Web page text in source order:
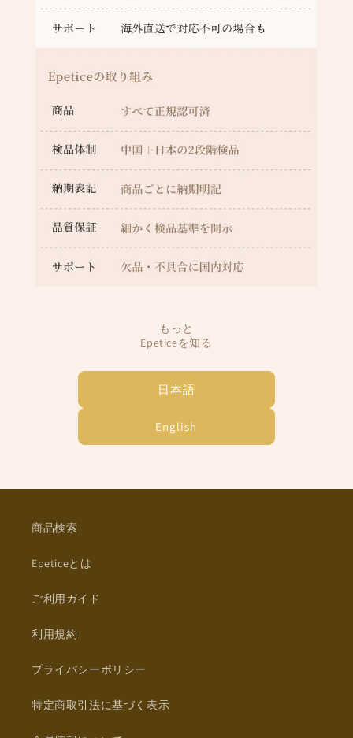
もっと
Epeticeを知る
日本語
English
商品検索
Epeticeとは
ご利用ガイド
利用規約
プライバシーポリシー
特定商取引法に基づく表示